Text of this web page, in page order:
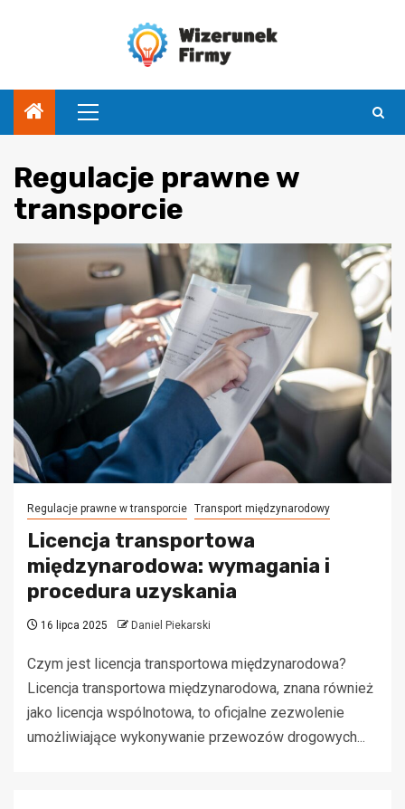
Menu
główne
Regulacje prawne w
transporcie
Regulacje prawne w transporcie Transport międzynarodowy
Licencja transportowa
międzynarodowa: wymagania i
procedura uzyskania
16 lipca 2025 Daniel Piekarski
Czym jest licencja transportowa międzynarodowa?
Licencja transportowa międzynarodowa, znana również
jako licencja wspólnotowa, to oficjalne zezwolenie
umożliwiające wykonywanie przewozów drogowych...